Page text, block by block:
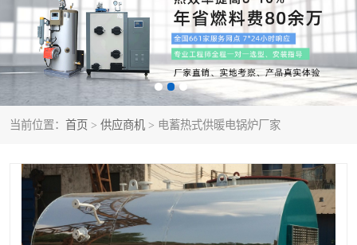
当前位置： 首页 > 供应商机 > 电蓄热式供暖电锅炉厂家